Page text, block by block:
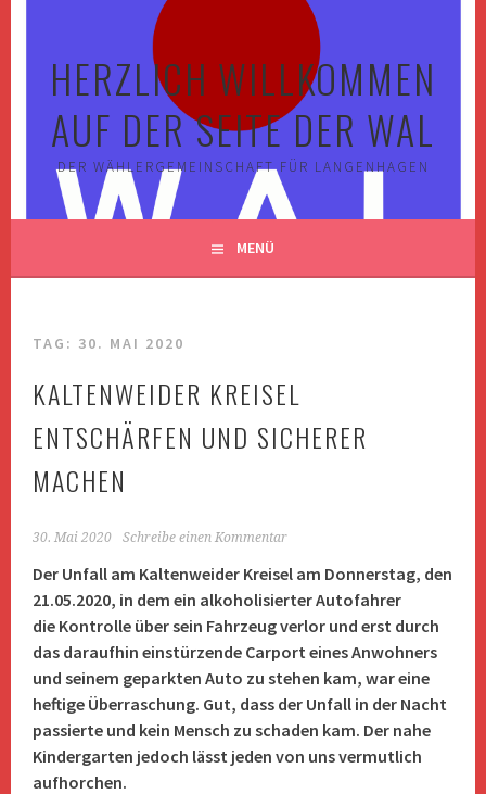
HERZLICH WILLKOMMEN
AUF DER SEITE DER WAL
DER WÄHLERGEMEINSCHAFT FÜR LANGENHAGEN
MENÜ
TAG: 30. MAI 2020
KALTENWEIDER KREISEL
ENTSCHÄRFEN UND SICHERER
MACHEN
30. Mai 2020 Schreibe einen Kommentar
Der Unfall am Kaltenweider Kreisel am Donnerstag, den
21.05.2020, in dem ein alkoholisierter Autofahrer
die Kontrolle über sein Fahrzeug verlor und erst durch
das daraufhin einstürzende Carport eines Anwohners
und seinem geparkten Auto zu stehen kam, war eine
heftige Überraschung. Gut, dass der Unfall in der Nacht
passierte und kein Mensch zu schaden kam. Der nahe
Kindergarten jedoch lässt jeden von uns vermutlich
aufhorchen.